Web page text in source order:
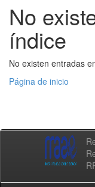
No
índice
No existen entradas
Página de inicio